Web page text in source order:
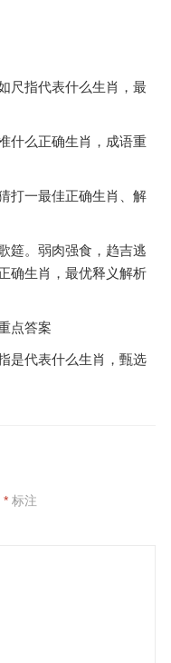
尺指代表什么生肖，最
什么正确生肖，成语重
打一最佳正确生肖、解
筵。弱肉强食，趋吉逃
确生肖，最优释义解析
点答案
是代表什么生肖，甄选
*标注